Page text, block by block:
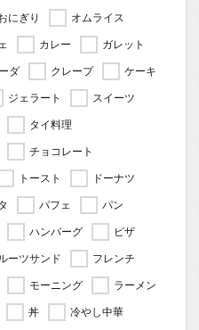
にぎり
オムライス
カレー
ガレット
ダ クレープ
ケーキ
ジェラート
スイーツ
タイ料理
チョコレート
トースト
ドーナツ
パフェ
パン
ハンバーグ
ピザ
ーツサンド
フレンチ
モーニング
ラーメン
丼
冷やし中華